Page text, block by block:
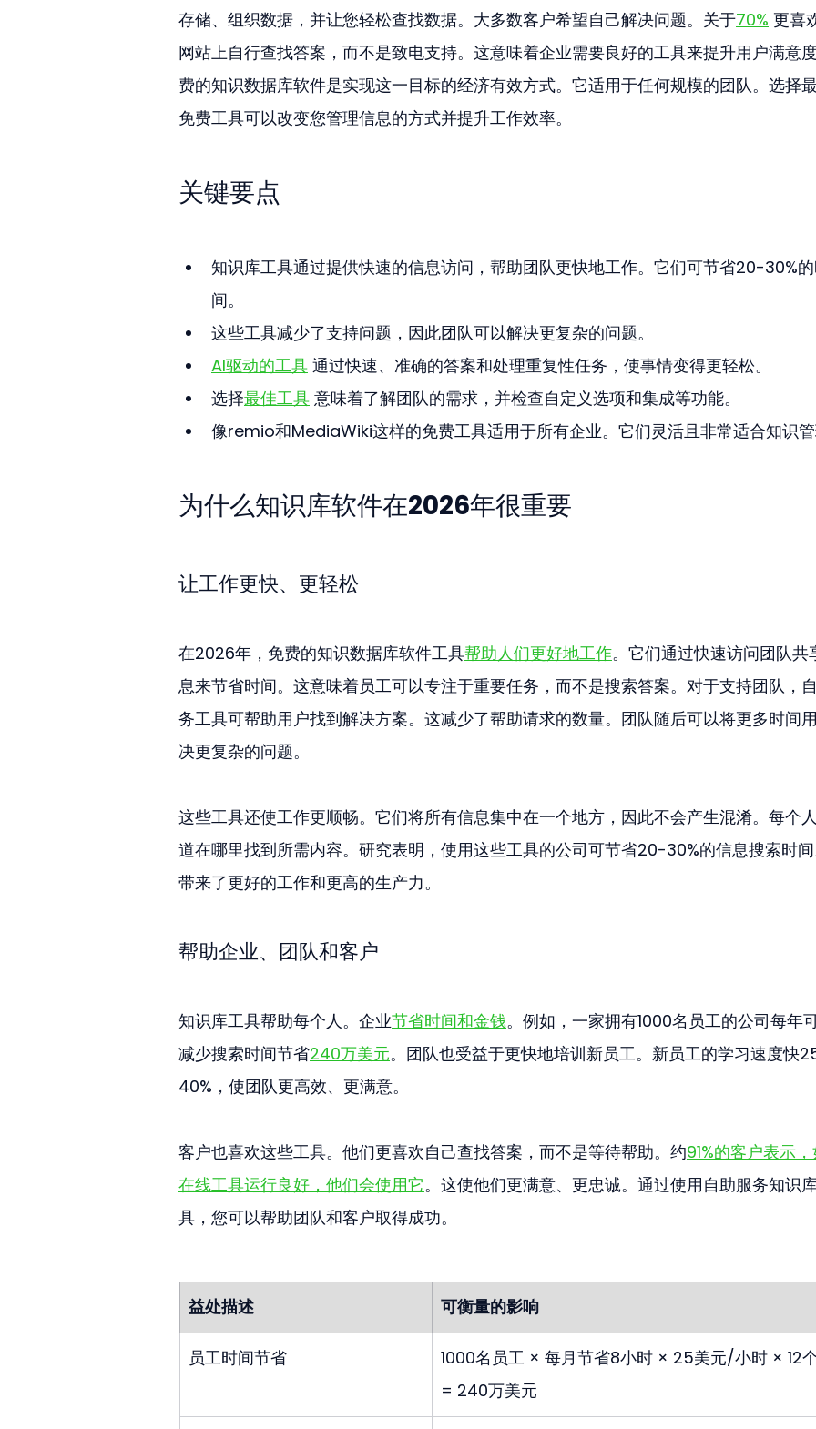
存储、组织数据，并让您轻松查找数据。大多数客户希望自己解决问题。关于70% 更喜
网站上自行查找答案，而不是致电支持。这意味着企业需要良好的工具来提升用户满意
费的知识数据库软件是实现这一目标的经济有效方式。它适用于任何规模的团队。选择
免费工具可以改变您管理信息的方式并提升工作效率。
关键要点
知识库工具通过提供快速的信息访问，帮助团队更快地工作。它们可节省20-30%
间。
这些工具减少了支持问题，因此团队可以解决更复杂的问题。
AI驱动的工具 通过快速、准确的答案和处理重复性任务，使事情变得更轻松。
选择最佳工具 意味着了解团队的需求，并检查自定义选项和集成等功能。
像remio和MediaWiki这样的免费工具适用于所有企业。它们灵活且非常适合知识管
为什么知识库软件在2026年很重要
让工作更快、更轻松
在2026年，免费的知识数据库软件工具帮助人们更好地工作。它们通过快速访问团队共
息来节省时间。这意味着员工可以专注于重要任务，而不是搜索答案。对于支持团队，
务工具可帮助用户找到解决方案。这减少了帮助请求的数量。团队随后可以将更多时间
决更复杂的问题。
这些工具还使工作更顺畅。它们将所有信息集中在一个地方，因此不会产生混淆。每个
道在哪里找到所需内容。研究表明，使用这些工具的公司可节省20-30%的信息搜索时
带来了更好的工作和更高的生产力。
帮助企业、团队和客户
知识库工具帮助每个人。企业节省时间和金钱。例如，一家拥有1000名员工的公司每年
减少搜索时间节省240万美元。团队也受益于更快地培训新员工。新员工的学习速度快
40%，使团队更高效、更满意。
客户也喜欢这些工具。他们更喜欢自己查找答案，而不是等待帮助。约91%的客户表示
在线工具运行良好，他们会使用它。这使他们更满意、更忠诚。通过使用自助服务知识
具，您可以帮助团队和客户取得成功。
益处描述 可衡量的影响
员工时间节省
1000名员工 × 每月节省8小时 × 25美元/小时 × 12
= 240万美元